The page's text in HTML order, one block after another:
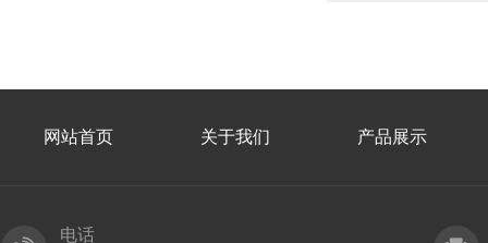
网站首页 关于我们 产品展示
电话